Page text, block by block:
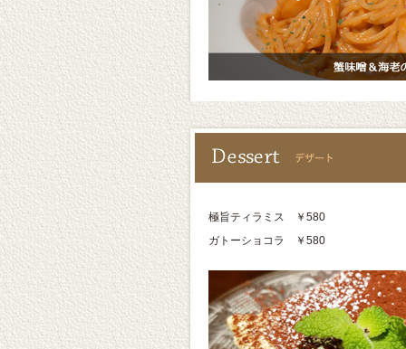
極旨ティラミス ￥580
ガトーショコラ ￥580